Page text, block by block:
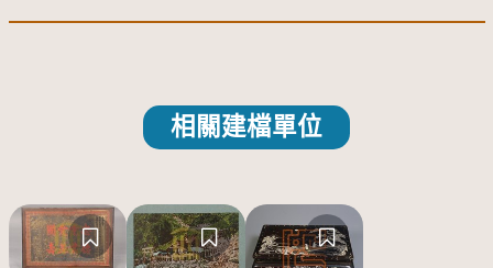
相關建檔單位